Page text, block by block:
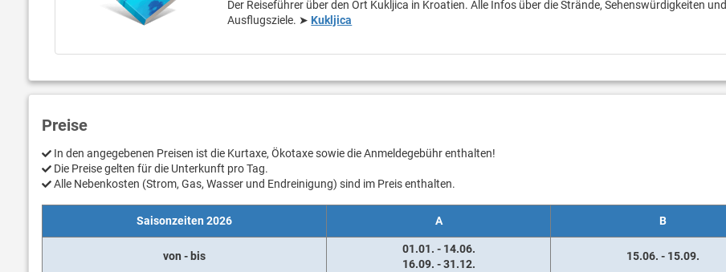
Der Reiseführer über den Ort Kukljica in Kroatien. Alle Infos über die Strände, Sehenswürdigkeiten und
Ausflugsziele. ➤ Kukljica
Preise
In den angegebenen Preisen ist die Kurtaxe, Ökotaxe sowie die Anmeldegebühr enthalten!
Die Preise gelten für die Unterkunft pro Tag.
Alle Nebenkosten (Strom, Gas, Wasser und Endreinigung) sind im Preis enthalten.
Saisonzeiten 2026 A B
von - bis
01.01. - 14.06.
16.09. - 31.12.
15.06. - 15.09.